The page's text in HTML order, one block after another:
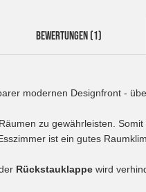
BEWERTUNGEN (1)
modernen Designfront -
zu gewährleisten.
ist ein gutes
Rückstauklappe wird